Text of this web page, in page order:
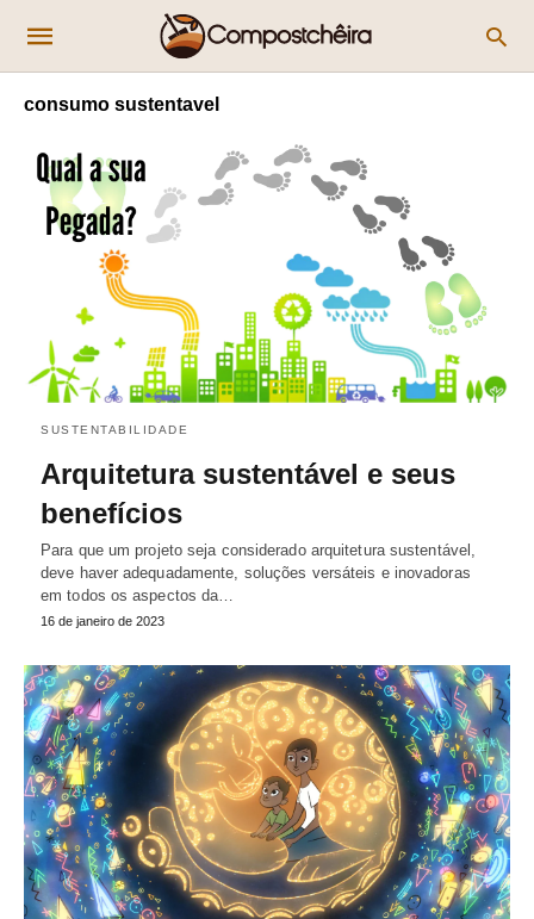
consumo sustentavel
SUSTENTABILIDADE
Arquitetura sustentável e seus
benefícios
Para que um projeto seja considerado arquitetura sustentável,
deve haver adequadamente, soluções versáteis e inovadoras
em todos os aspectos da…
16 de janeiro de 2023